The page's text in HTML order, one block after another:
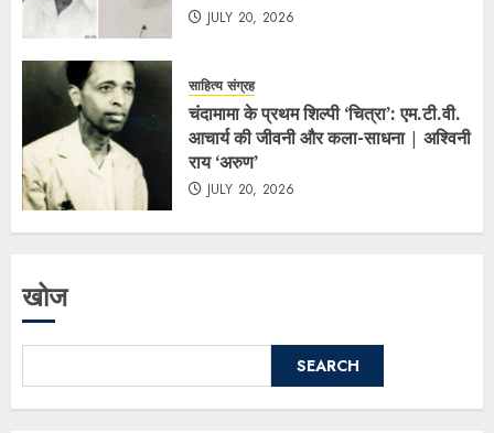
JULY 20, 2026
साहित्य संग्रह
चंदामामा के प्रथम शिल्पी ‘चित्रा’: एम.टी.वी.
आचार्य की जीवनी और कला-साधना | अश्विनी
राय ‘अरुण’
JULY 20, 2026
खोज
SEARCH